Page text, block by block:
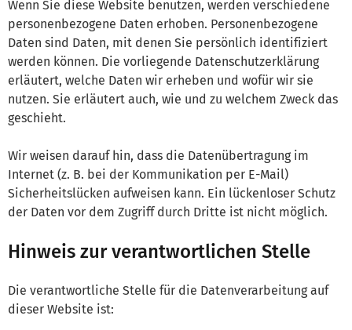
Wenn Sie diese Website benutzen, werden verschiedene
personenbezogene Daten erhoben. Personenbezogene
Daten sind Daten, mit denen Sie persönlich identifiziert
werden können. Die vorliegende Datenschutzerklärung
erläutert, welche Daten wir erheben und wofür wir sie
nutzen. Sie erläutert auch, wie und zu welchem Zweck das
geschieht.
Wir weisen darauf hin, dass die Datenübertragung im
Internet (z. B. bei der Kommunikation per E-Mail)
Sicherheitslücken aufweisen kann. Ein lückenloser Schutz
der Daten vor dem Zugriff durch Dritte ist nicht möglich.
Hinweis zur verantwortlichen Stelle
Die verantwortliche Stelle für die Datenverarbeitung auf
dieser Website ist: